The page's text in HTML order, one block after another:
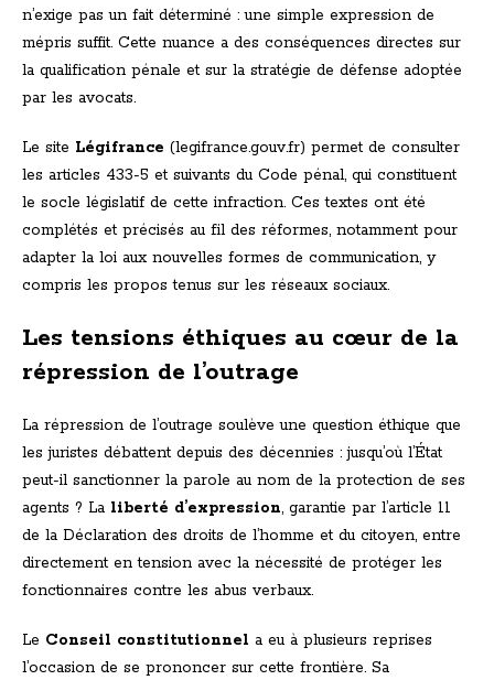
n’exige pas un fait déterminé : une simple expression de
mépris suffit. Cette nuance a des conséquences directes sur
la qualification pénale et sur la stratégie de défense adoptée
par les avocats.
Le site Légifrance (legifrance.gouv.fr) permet de consulter
les articles 433-5 et suivants du Code pénal, qui constituent
le socle législatif de cette infraction. Ces textes ont été
complétés et précisés au fil des réformes, notamment pour
adapter la loi aux nouvelles formes de communication, y
compris les propos tenus sur les réseaux sociaux.
Les tensions éthiques au cœur de la
répression de l’outrage
La répression de l’outrage soulève une question éthique que
les juristes débattent depuis des décennies : jusqu’où l’État
peut-il sanctionner la parole au nom de la protection de ses
agents ? La liberté d’expression, garantie par l’article 11
de la Déclaration des droits de l’homme et du citoyen, entre
directement en tension avec la nécessité de protéger les
fonctionnaires contre les abus verbaux.
Le Conseil constitutionnel a eu à plusieurs reprises
l’occasion de se prononcer sur cette frontière. Sa